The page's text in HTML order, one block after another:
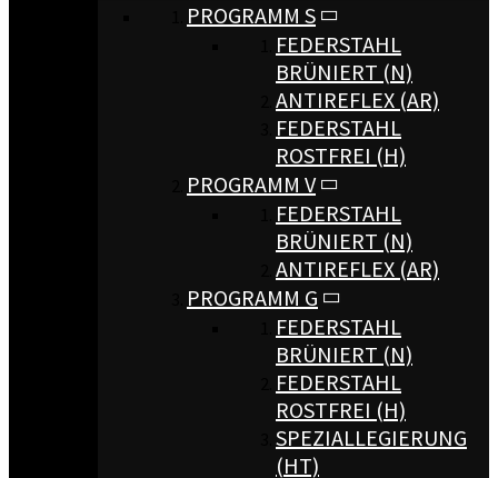
PROGRAMM S
FEDERSTAHL
BRÜNIERT (N)
ANTIREFLEX (AR)
FEDERSTAHL
ROSTFREI (H)
PROGRAMM V
FEDERSTAHL
BRÜNIERT (N)
ANTIREFLEX (AR)
PROGRAMM G
FEDERSTAHL
BRÜNIERT (N)
FEDERSTAHL
ROSTFREI (H)
SPEZIALLEGIERUNG
(HT)